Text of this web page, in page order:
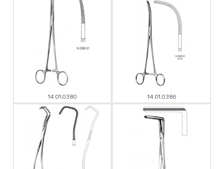
14.01.0380 14.01.0386